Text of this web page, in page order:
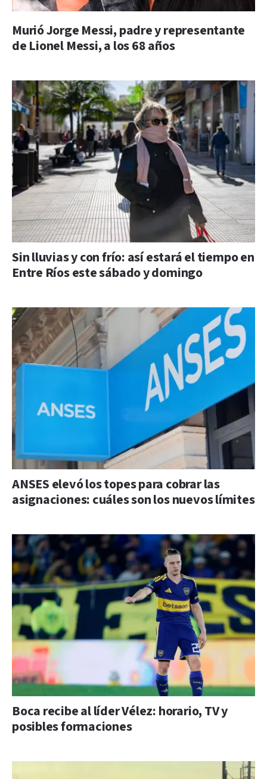
Murió Jorge Messi, padre y representante
de Lionel Messi, a los 68 años
Sin lluvias y con frío: así estará el tiempo en
Entre Ríos este sábado y domingo
ANSES elevó los topes para cobrar las
asignaciones: cuáles son los nuevos límites
Boca recibe al líder Vélez: horario, TV y
posibles formaciones